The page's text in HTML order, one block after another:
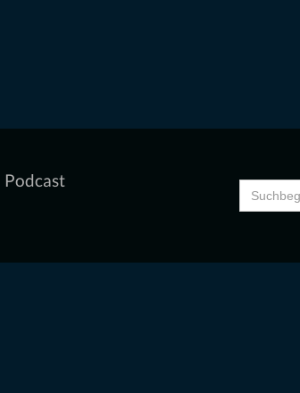
Podcast
Search
for: